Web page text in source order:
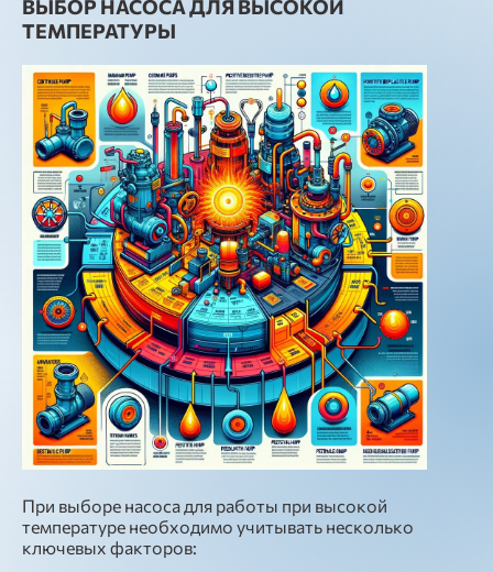
ВЫБОР НАСОСА ДЛЯ ВЫСОКОЙ
ТЕМПЕРАТУРЫ
При выборе насоса для работы при высокой
температуре необходимо учитывать несколько
ключевых факторов: